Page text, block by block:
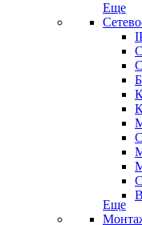
Еще
Еще